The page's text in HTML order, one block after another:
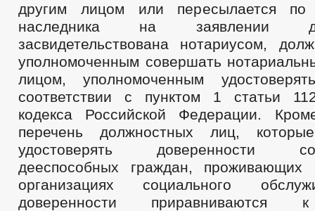
другим лицом или пересылается по
наследника на заявлении
засвидетельствована нотариусом,
уполномоченным совершать
лицом, уполномоченным
соответствии с пунктом 1 статьи
кодекса Российской Федерации.
перечень должностных лиц,
удостоверять доверенности
дееспособных граждан, проживающих
организациях социального
доверенности приравниваются